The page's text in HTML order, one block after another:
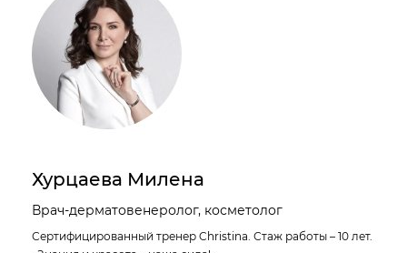
Хурцаева Милена
Врач-дерматовенеролог, косметолог
Сертифицированный тренер Christina. Стаж работы – 10 лет.